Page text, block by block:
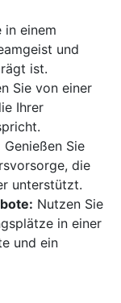
in einem
und
ist.
Sie von einer
Ihrer
Genießen Sie
die
unterstützt.
Nutzen Sie
in einer
und ein